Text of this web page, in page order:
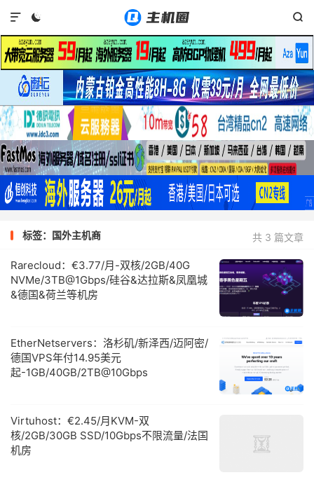
 

共 3 篇文章
标签：国外主机商
Rarecloud：€3.77/月-双核/2GB/40G
NVMe/3TB@1Gbps/硅谷&达拉斯&凤凰城
&德国&荷兰等机房
EtherNetservers：洛杉矶/新泽西/迈阿密/
德国VPS年付14.95美元
起-1GB/40GB/2TB@10Gbps
Virtuhost：€2.45/月KVM-双
核/2GB/30GB SSD/10Gbps不限流量/法国
机房